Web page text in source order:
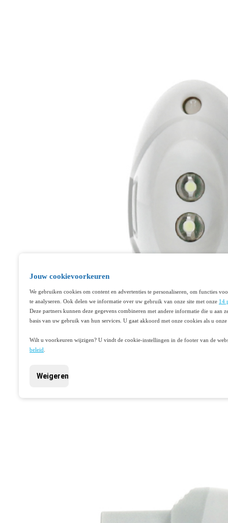
Jouw cookievoorkeuren
We gebruiken cookies om content en advertenties te personaliseren, om functies
te analyseren. Ook delen we informatie over uw gebruik van onze site met onze 14
Deze partners kunnen deze gegevens combineren met andere informatie die u aan
basis van uw gebruik van hun services. U gaat akkoord met onze cookies als u
Wilt u voorkeuren wijzigen? U vindt de cookie-instellingen in de footer van de
beleid
Weigeren